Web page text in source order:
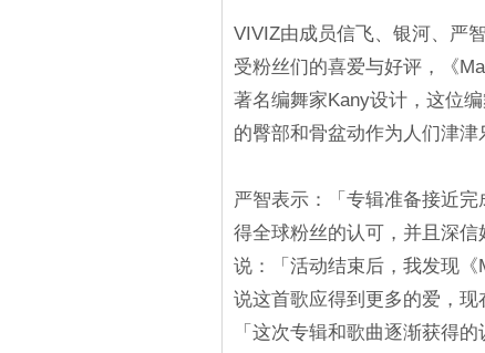
VIVIZ由成员信飞、银河、严
受粉丝们的喜爱与好评，《
著名编舞家Kany设计，这位
的臀部和骨盆动作为人们津津
严智表示：「专辑准备接近
得全球粉丝的认可，并且深
说：「活动结束后，我发现
说这首歌应得到更多的爱，现
「这次专辑和歌曲逐渐获得